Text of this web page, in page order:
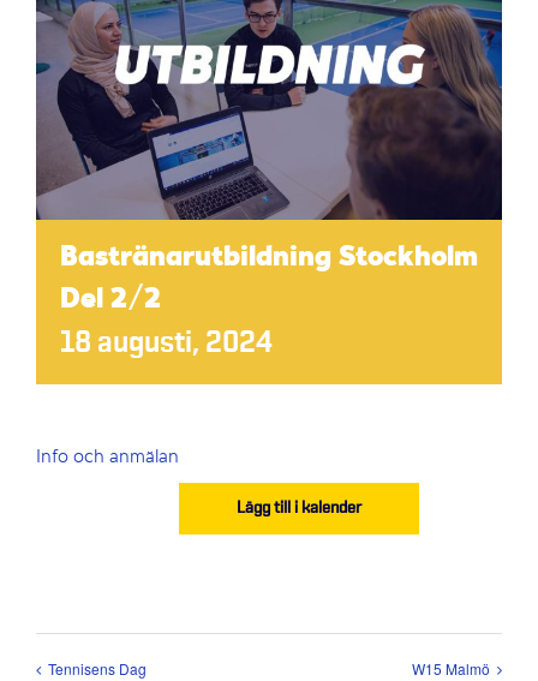
Bastränarutbildning Stockholm
Del 2/2
18 augusti, 2024
Info och anmälan
Lägg till i kalender
Tennisens Dag W15 Malmö